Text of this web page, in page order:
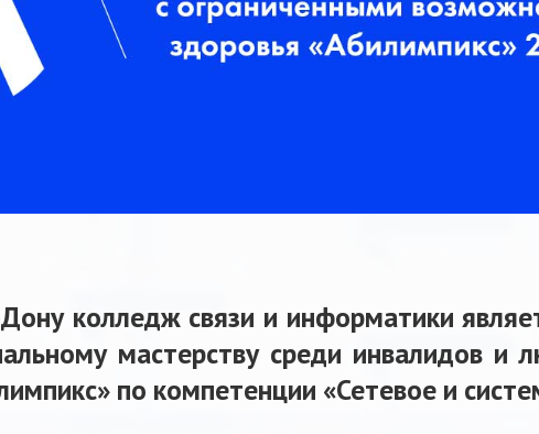
Дону колледж связи и информатики
мастерству среди инвалидов
по компетенции «Сетевое и